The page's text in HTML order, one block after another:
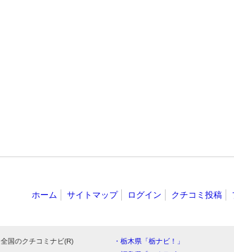
ホーム サイトマップ ログイン クチコミ投稿
全国のクチコミナビ(R) ・栃木県「栃ナビ！」